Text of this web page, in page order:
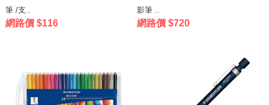
筆 /支..
網路價 $116
影筆 ..
網路價 $720